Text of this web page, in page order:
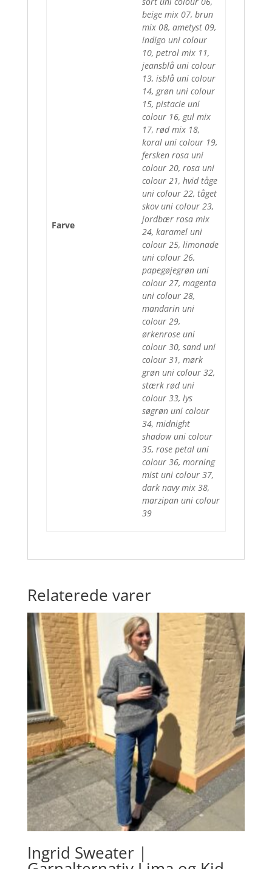
Farve
beige mix 07, brun
mix 08, ametyst 09,
indigo uni colour
10, petrol mix 11,
jeansblå uni colour
13, isblå uni colour
14, grøn uni colour
15, pistacie uni
colour 16, gul mix
17, rød mix 18,
koral uni colour 19,
fersken rosa uni
colour 20, rosa uni
colour 21, hvid tåge
uni colour 22, tåget
skov uni colour 23,
jordbær rosa mix
24, karamel uni
colour 25, limonade
uni colour 26,
papegøjegrøn uni
colour 27, magenta
uni colour 28,
mandarin uni
colour 29,
ørkenrose uni
colour 30, sand uni
colour 31, mørk
grøn uni colour 32,
stærk rød uni
colour 33, lys
søgrøn uni colour
34, midnight
shadow uni colour
35, rose petal uni
colour 36, morning
mist uni colour 37,
dark navy mix 38,
marzipan uni colour
39
Relaterede varer
Ingrid Sweater |